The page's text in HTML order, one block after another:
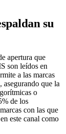
su
apertura que
son leídos en
a las marcas
asegurando que la
o
de los
con las que
este canal como